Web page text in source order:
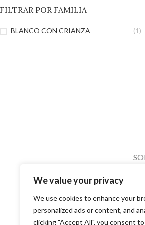
We value your privacy
We use cookies to enhance your
personalized ads or content, and
clicking "Accept All", you consent
FILTRAR POR FAMILIA
BLANCO CON CRIANZA (1)